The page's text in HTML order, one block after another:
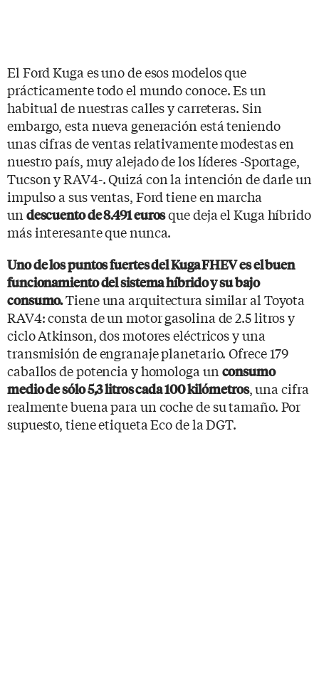
El Ford Kuga es uno de esos modelos que
prácticamente todo el mundo conoce. Es un
habitual de nuestras calles y carreteras. Sin
embargo, esta nueva generación está teniendo
unas cifras de ventas relativamente modestas en
nuestro país, muy alejado de los líderes -Sportage,
Tucson y RAV4-. Quizá con la intención de darle un
impulso a sus ventas, Ford tiene en marcha
un descuento de 8.491 eurosque deja el Kuga híbrido
más interesante que nunca.
Uno de los puntos fuertes del Kuga FHEV es el buen
funcionamiento del sistema híbrido y su bajo
consumo.Tiene una arquitectura similar al Toyota
RAV4: consta de un motor gasolina de 2.5 litros y
ciclo Atkinson, dos motores eléctricos y una
transmisión de engranaje planetario. Ofrece 179
caballos de potencia y homologa un consumo
medio de sólo 5,3 litros cada 100 kilómetros, una cifra
realmente buena para un coche de su tamaño. Por
supuesto, tiene etiqueta Eco de la DGT.